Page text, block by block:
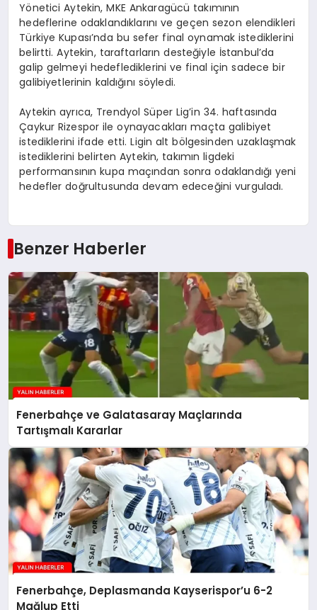
Yönetici Aytekin, MKE Ankaragücü takımının
hedeflerine odaklandıklarını ve geçen sezon elendikleri
Türkiye Kupası’nda bu sefer final oynamak istediklerini
belirtti. Aytekin, taraftarların desteğiyle İstanbul’da
galip gelmeyi hedeflediklerini ve final için sadece bir
galibiyetlerinin kaldığını söyledi.
Aytekin ayrıca, Trendyol Süper Lig’in 34. haftasında
Çaykur Rizespor ile oynayacakları maçta galibiyet
istediklerini ifade etti. Ligin alt bölgesinden uzaklaşmak
istediklerini belirten Aytekin, takımın ligdeki
performansının kupa maçından sonra odaklandığı yeni
hedefler doğrultusunda devam edeceğini vurguladı.
Benzer Haberler
Fenerbahçe ve Galatasaray Maçlarında
Tartışmalı Kararlar
Fenerbahçe, Deplasmanda Kayserispor’u 6-2
Mağlup Etti